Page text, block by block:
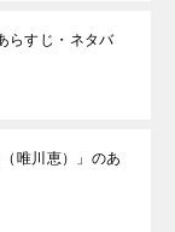
らすじ・ネタバ
唯川恵）」のあ